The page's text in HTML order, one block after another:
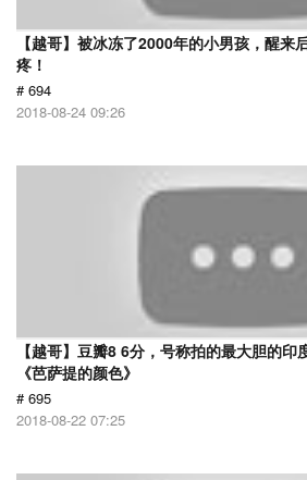
【越哥】被冰冻了2000年的小男孩，醒来
疼！
# 694
2018-08-24 09:26
【越哥】豆瓣8 6分，号称拍的最大胆的印
《芭萨提的颜色》
# 695
2018-08-22 07:25